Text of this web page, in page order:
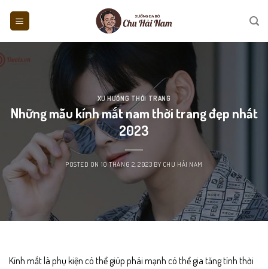
XU HƯỚNG THỜI TRANG
Những mẫu kính mắt nam thời trang đẹp nhất
2023
POSTED ON 10 THÁNG 2, 2023 BY CHU HẢI NAM
Kính mắt là phụ kiện có thể giúp phái mạnh có thể gia tăng tính thời